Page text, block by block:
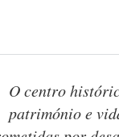
O centro
património e